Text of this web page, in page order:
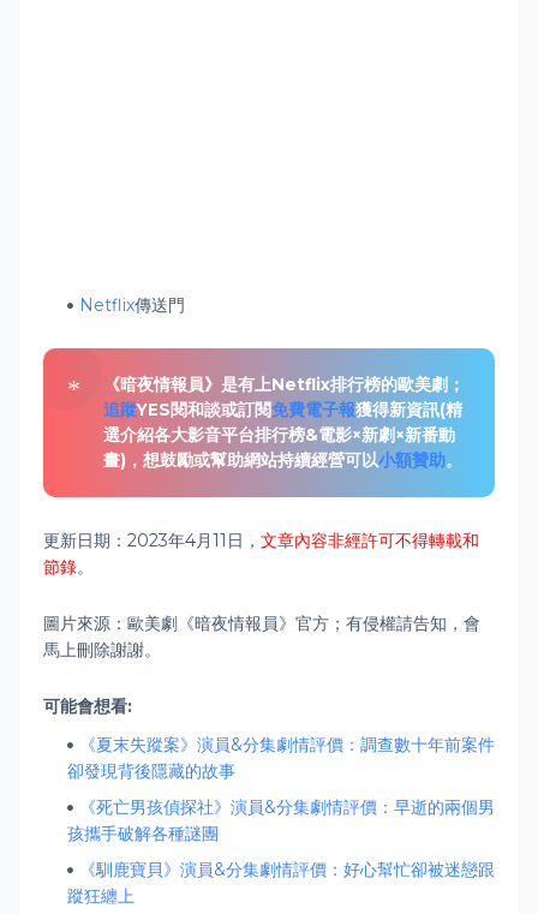
Netflix傳送門
《暗夜情報員》是有上Netflix排行榜的歐美劇；
追蹤YES閱和談或訂閱免費電子報獲得新資訊(精
選介紹各大影音平台排行榜&電影×新劇×新番動
畫)，想鼓勵或幫助網站持續經營可以小額贊助。
更新日期：2023年4月11日， 文章內容非經許可不得轉載和
節錄。
圖片來源：歐美劇 《暗夜情報員》官方；有侵權請告知，會
馬上刪除謝謝。
可能會想看:
《夏末失蹤案》演員&分集劇情評價：調查數十年前案件
卻發現背後隱藏的故事
《死亡男孩偵探社》演員&分集劇情評價：早逝的兩個男
孩攜手破解各種謎團
《馴鹿寶貝》演員&分集劇情評價：好心幫忙卻被迷戀跟
蹤狂纏上